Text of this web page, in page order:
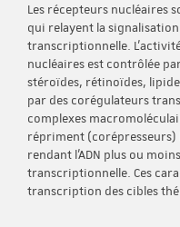
Les récepteurs nucléaires
qui relayent la
transcriptionnelle.
nucléaires est contrôlée
stéroïdes, rétinoïdes,
par des corégulateurs
complexes
répriment (corépresseurs)
rendant l’ADN plus ou
transcriptionnelle. Ces
transcription des cibles